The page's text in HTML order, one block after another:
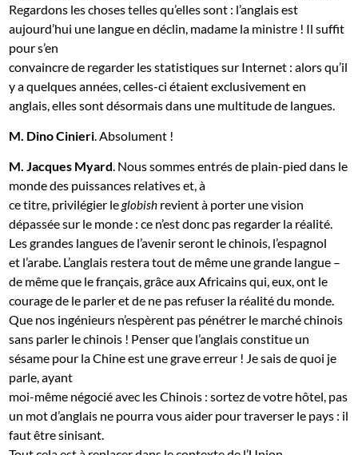
Regardons les choses telles qu’elles sont : l’anglais est
aujourd’hui une langue en déclin, madame la ministre ! Il suffit
pour s’en
convaincre de regarder les statistiques sur Internet : alors qu’il
y a quelques années, celles-ci étaient exclusivement en
anglais, elles sont désormais dans une multitude de langues.
M. Dino Cinieri. Absolument !
M. Jacques Myard. Nous sommes entrés de plain-pied dans le
monde des puissances relatives et, à
ce titre, privilégier leglobish revient à porter une vision
dépassée sur le monde : ce n’est donc pas regarder la réalité.
Les grandes langues de l’avenir seront le chinois, l’espagnol
et l’arabe. L’anglais restera tout de même une grande langue –
de même que le français, grâce aux Africains qui, eux, ont le
courage de le parler et de ne pas refuser la réalité du monde.
Que nos ingénieurs n’espèrent pas pénétrer le marché chinois
sans parler le chinois ! Penser que l’anglais constitue un
sésame pour la Chine est une grave erreur ! Je sais de quoi je
parle, ayant
moi-même négocié avec les Chinois : sortez de votre hôtel, pas
un mot d’anglais ne pourra vous aider pour traverser le pays : il
faut être sinisant.